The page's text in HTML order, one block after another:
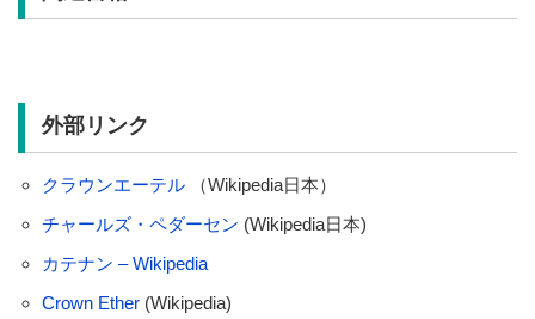
外部リンク
クラウンエーテル（Wikipedia日本）
チャールズ・ペダーセン (Wikipedia日本)
カテナン – Wikipedia
Crown Ether(Wikipedia)